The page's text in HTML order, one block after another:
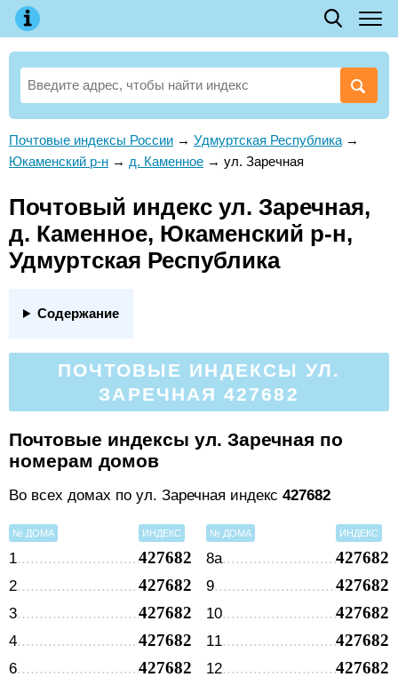
Почтовые индексы России → Удмуртская Республика →
Юкаменский р-н → д. Каменное → ул. Заречная
Почтовый индекс ул. Заречная,
д. Каменное, Юкаменский р-н,
Удмуртская Республика
Содержание
ПОЧТОВЫЕ ИНДЕКСЫ УЛ.
ЗАРЕЧНАЯ 427682
Почтовые индексы ул. Заречная по
номерам домов
Во всех домах по ул. Заречная индекс 427682
№ ДОМА ИНДЕКС
1 427682
2 427682
3 427682
4 427682
6 427682
№ ДОМА ИНДЕКС
8а 427682
9 427682
10 427682
11 427682
12 427682